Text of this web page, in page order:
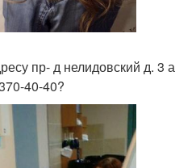
пр- д нелидовский д. 3 а
40-40?